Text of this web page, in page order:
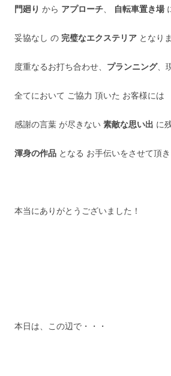
門廻り から アプローチ、 自転車置き場
妥協なし の 完璧なエクステリア となり
度重なるお打ち合わせ、 プランニング、
全てにおいて ご協力 頂いた お客様には
感謝の言葉 が尽きない 素敵な思い出 に
渾身の作品 となる お手伝いをさせて頂き
本当にありがとうございました！
本日は、この辺で・・・